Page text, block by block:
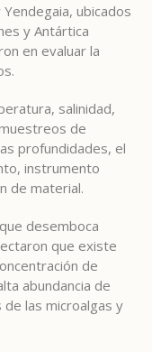
ubicados
y Antártica
en evaluar la
salinidad,
de
profundidades, el
instrumento
de material.
desemboca
que existe
de
abundancia de
las microalgas y